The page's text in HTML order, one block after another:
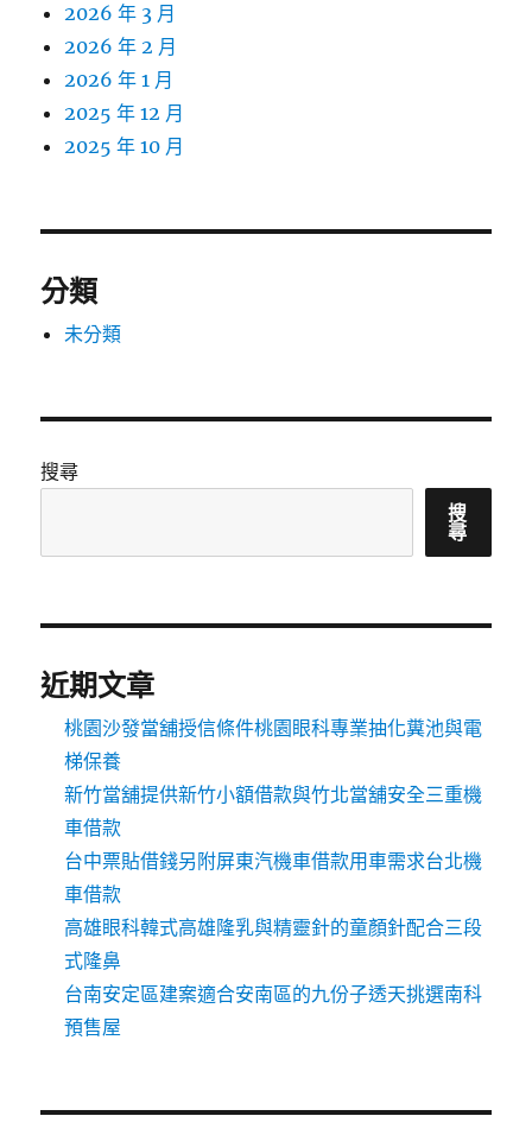
2026 年 3 月
2026 年 2 月
2026 年 1 月
2025 年 12 月
2025 年 10 月
分類
未分類
搜尋
搜
尋
近期文章
桃園沙發當舖授信條件桃園眼科專業抽化糞池與電
梯保養
新竹當舖提供新竹小額借款與竹北當舖安全三重機
車借款
台中票貼借錢另附屏東汽機車借款用車需求台北機
車借款
高雄眼科韓式高雄隆乳與精靈針的童顏針配合三段
式隆鼻
台南安定區建案適合安南區的九份子透天挑選南科
預售屋